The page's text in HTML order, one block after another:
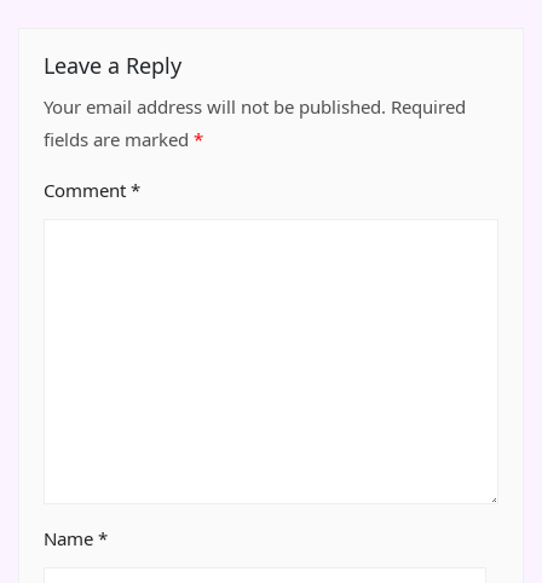
Leave a Reply
Your email address will not be published. Required
fields are marked *
Comment *
Name *